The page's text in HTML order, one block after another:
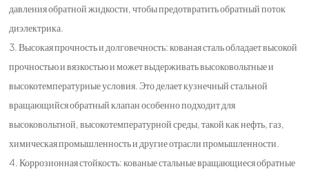
давления обратной жидкости, чтобы предотвратить обратный поток
диэлектрика.
3. Высокая прочность и долговечность: кованая сталь обладает высокой
прочностью и вязкостью и может выдерживать высоковольтные и
высокотемпературные условия. Это делает кузнечный стальной
вращающийся обратный клапан особенно подходит для
высоковольтной, высокотемпературной среды, такой как нефть, газ,
химическая промышленность и другие отрасли промышленности.
4. Коррозионная стойкость: кованые стальные вращающиеся обратные